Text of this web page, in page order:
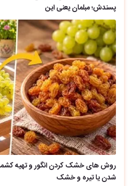
پسندش؛ مبلمان یعنی این
روش های خشک کردن انگور و تهیه
شدن یا تیره و خشک